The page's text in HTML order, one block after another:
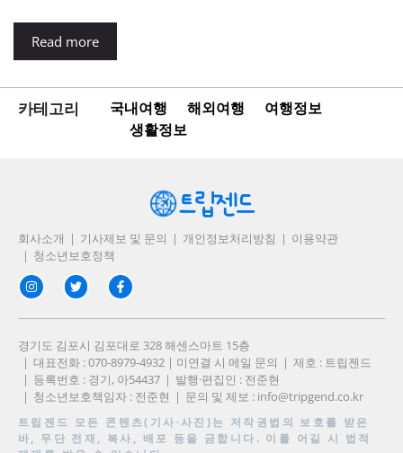
Read more
카테고리 국내여행 해외여행
여행정보
생활정보
회사소개 기사제보 및 문의 개인정보처리방침
이용약관
청소년보호정책
경기도 김포시 김포대로 328 해센스마트 15층
대표전화 : 070-8979-4932 | 미연결 시 메일 문의
제호 : 트립젠드
등록번호 : 경기, 아54437
발행·편집인 : 전준현
청소년보호책임자 : 전준현
문의 및 제보 : info@tripgend.co.kr
트립젠드 모든 콘텐츠(기사·사진)는 저작권법의 보호를 받은
바, 무단 전재, 복사, 배포 등을 금합니다. 이를 어길 시 법적